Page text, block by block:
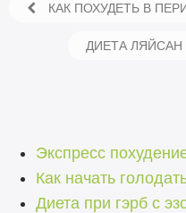
КАК ПОХУДЕТЬ В
ДИЕТА
Экспресс
Как начать
Диета при гэрб с